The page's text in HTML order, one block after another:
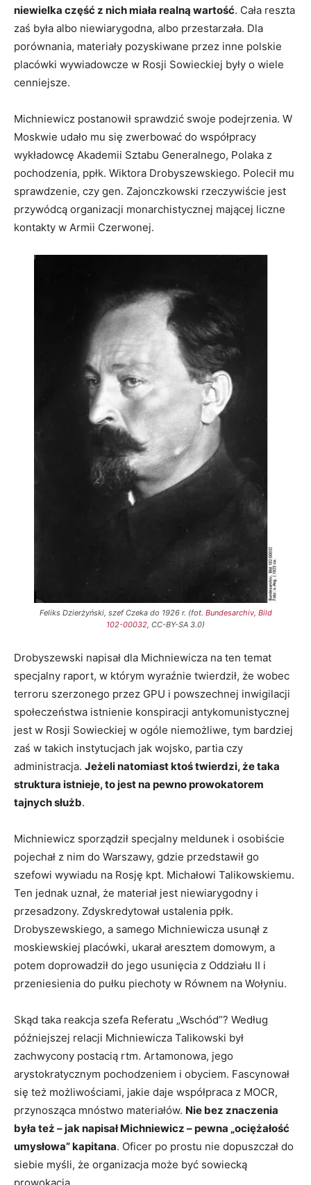
niewielka część z nich miała realną wartość. Cała reszta
zaś była albo niewiarygodna, albo przestarzała. Dla
porównania, materiały pozyskiwane przez inne polskie
placówki wywiadowcze w Rosji Sowieckiej były o wiele
cenniejsze.
Michniewicz postanowił sprawdzić swoje podejrzenia. W
Moskwie udało mu się zwerbować do współpracy
wykładowcę Akademii Sztabu Generalnego, Polaka z
pochodzenia, ppłk. Wiktora Drobyszewskiego. Polecił mu
sprawdzenie, czy gen. Zajonczkowski rzeczywiście jest
przywódcą organizacji monarchistycznej mającej liczne
kontakty w Armii Czerwonej.
Feliks Dzierżyński, szef Czeka do 1926 r. (fot. Bundesarchiv, Bild
102-00032, CC-BY-SA 3.0)
Drobyszewski napisał dla Michniewicza na ten temat
specjalny raport, w którym wyraźnie twierdził, że wobec
terroru szerzonego przez GPU i powszechnej inwigilacji
społeczeństwa istnienie konspiracji antykomunistycznej
jest w Rosji Sowieckiej w ogóle niemożliwe, tym bardziej
zaś w takich instytucjach jak wojsko, partia czy
administracja. Jeżeli natomiast ktoś twierdzi, że taka
struktura istnieje, to jest na pewno prowokatorem
tajnych służb.
Michniewicz sporządził specjalny meldunek i osobiście
pojechał z nim do Warszawy, gdzie przedstawił go
szefowi wywiadu na Rosję kpt. Michałowi Talikowskiemu.
Ten jednak uznał, że materiał jest niewiarygodny i
przesadzony. Zdyskredytował ustalenia ppłk.
Drobyszewskiego, a samego Michniewicza usunął z
moskiewskiej placówki, ukarał aresztem domowym, a
potem doprowadził do jego usunięcia z Oddziału II i
przeniesienia do pułku piechoty w Równem na Wołyniu.
Skąd taka reakcja szefa Referatu „Wschód”? Według
późniejszej relacji Michniewicza Talikowski był
zachwycony postacią rtm. Artamonowa, jego
arystokratycznym pochodzeniem i obyciem. Fascynował
się też możliwościami, jakie daje współpraca z MOCR,
przynosząca mnóstwo materiałów. Nie bez znaczenia
była też – jak napisał Michniewicz – pewna „ociężałość
umysłowa” kapitana. Oficer po prostu nie dopuszczał do
siebie myśli, że organizacja może być sowiecką